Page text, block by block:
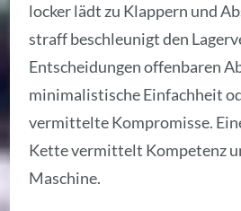
locker lädt zu Klappern und
straff beschleunigt den
Entscheidungen offenbaren
minimalistische Einfachheit
vermittelte Kompromisse.
Kette vermittelt Kompetenz
Maschine.